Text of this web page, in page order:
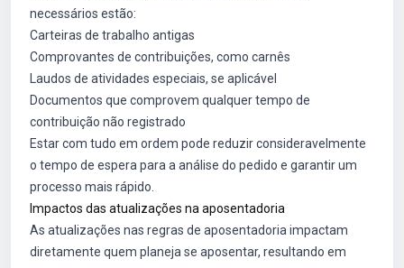
necessários estão:
Carteiras de trabalho antigas
Comprovantes de contribuições, como carnês
Laudos de atividades especiais, se aplicável
Documentos que comprovem qualquer tempo de
contribuição não registrado
Estar com tudo em ordem pode reduzir consideravelmente
o tempo de espera para a análise do pedido e garantir um
processo mais rápido.
Impactos das atualizações na aposentadoria
As atualizações nas regras de aposentadoria impactam
diretamente quem planeja se aposentar, resultando em